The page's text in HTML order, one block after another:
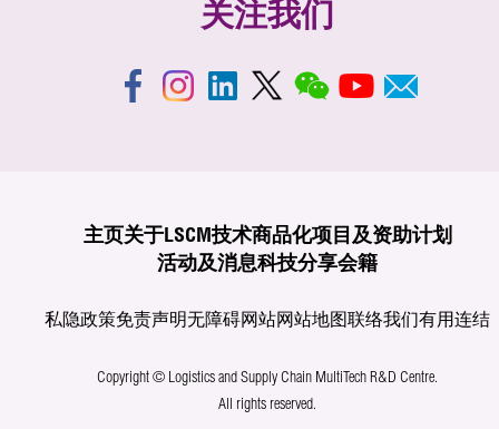
关注我们
主页关于LSCM技术商品化项目及资助计划
活动及消息科技分享会籍
私隐政策免责声明无障碍网站网站地图联络我们有用连结
Copyright © Logistics and Supply Chain MultiTech R&D Centre.
All rights reserved.